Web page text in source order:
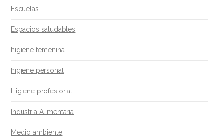
Escuelas
Espacios saludables
higiene femenina
higiene personal
Higiene profesional
Industria Alimentaria
Medio ambiente